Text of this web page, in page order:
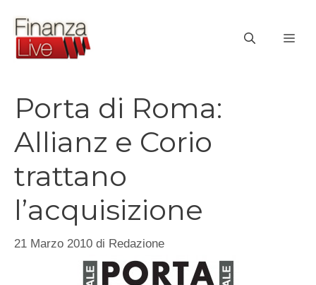
contenuto
Porta di Roma:
Allianz e Corio
trattano
l’acquisizione
21 Marzo 2010 di Redazione